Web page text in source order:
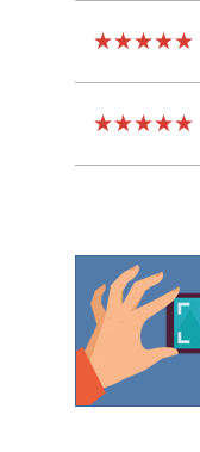
★★★★★
★★★★★